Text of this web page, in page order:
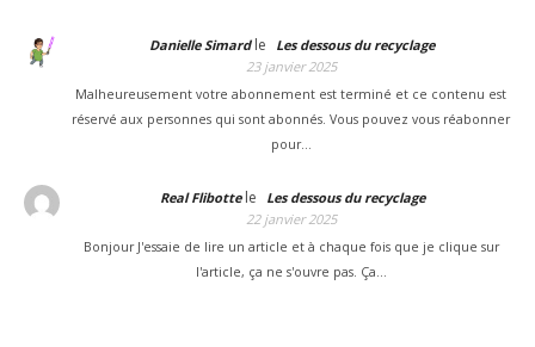
Danielle Simardle
Les dessous du recyclage
23 janvier 2025
Malheureusement votre abonnement est terminé et ce contenu est
réservé aux personnes qui sont abonnés. Vous pouvez vous réabonner
pour…
Real Flibottele
Les dessous du recyclage
22 janvier 2025
Bonjour J'essaie de lire un article et à chaque fois que je clique sur
l'article, ça ne s'ouvre pas. Ça…